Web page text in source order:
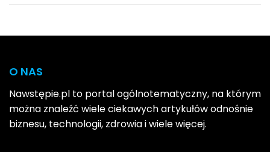
O NAS
Nawstępie.pl to portal ogólnotematyczny, na którym
można znaleźć wiele ciekawych artykułów odnośnie
biznesu, technologii, zdrowia i wiele więcej.